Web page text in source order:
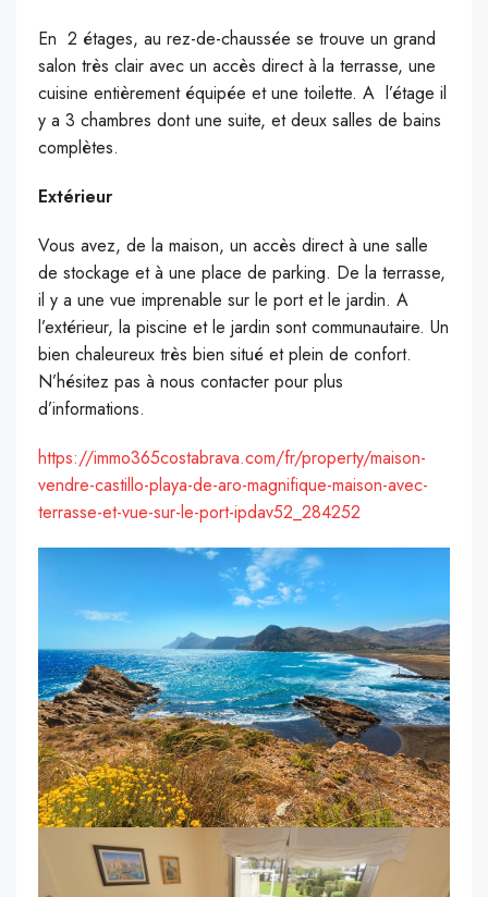
En 2 étages, au rez-de-chaussée se trouve un grand
salon très clair avec un accès direct à la terrasse, une
cuisine entièrement équipée et une toilette. A l’étage il
y a 3 chambres dont une suite, et deux salles de bains
complètes.
Extérieur
Vous avez, de la maison, un accès direct à une salle
de stockage et à une place de parking. De la terrasse,
il y a une vue imprenable sur le port et le jardin. A
l’extérieur, la piscine et le jardin sont communautaire. Un
bien chaleureux très bien situé et plein de confort.
N’hésitez pas à nous contacter pour plus
d’informations.
https://immo365costabrava.com/fr/property/maison-
vendre-castillo-playa-de-aro-magnifique-maison-avec-
terrasse-et-vue-sur-le-port-ipdav52_284252